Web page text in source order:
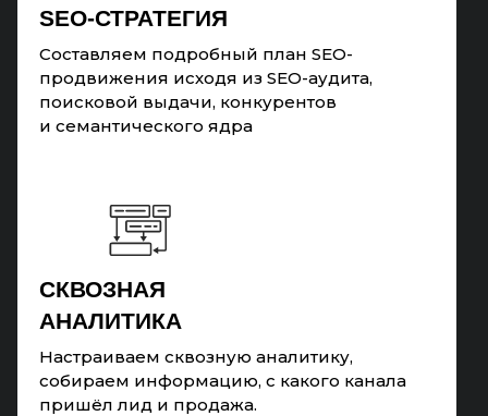
Составляем подробный план SEO-
продвижения исходя из SEO-аудита,
поисковой выдачи, конкурентов
и семантического ядра
SEO-СТРАТЕГИЯ
Настраиваем сквозную аналитику,
собираем информацию, с какого канала
пришёл лид и продажа.
СКВОЗНАЯ
АНАЛИТИКА